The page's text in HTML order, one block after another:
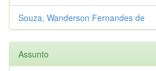
Souza, Wanderson Fernandes de
Assunto